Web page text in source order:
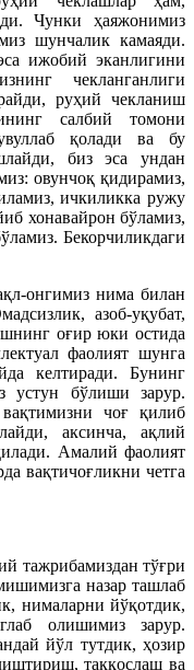
Чунки ҳаяжонимиз
шунчалик камаяди.
ижобий эканлигини
чекланганлиги
руҳий чекланиш
салбий томони
қолади ва бу
биз эса ундан
овунчоқ қидирамиз,
ичкиликка ружу
хонавайрон бўламиз,
Бекорчиликдаги
онгимиз нима билан
азоб-уқубат,
оғир юки остида
фаолият шунга
келтиради. Бунинг
устун бўлиши зарур.
чоғ қилиб
аксинча, ақлий
Амалий фаолият
вақтичоғликни четга
тажрибамиздан тўғри
назар ташлаб
нималарни йўқотдик,
олишимиз зарур.
йўл тутдик, ҳозир
таққослаш ва